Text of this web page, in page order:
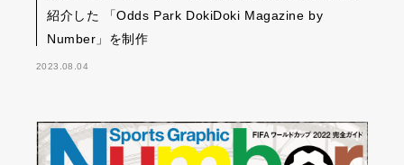
紹介した 「Odds Park DokiDoki Magazine by
Number」を制作
2023.08.04